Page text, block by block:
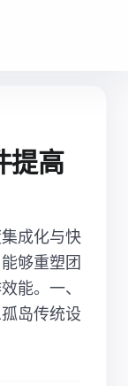
提高
成化与快
够重塑团
能。一、
岛传统设